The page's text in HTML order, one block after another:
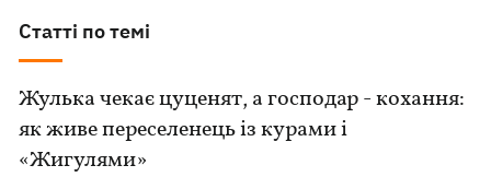
Статті по темі
Жулька чекає цуценят, а господар - кохання:
як живе переселенець із курами і
«Жигулями»